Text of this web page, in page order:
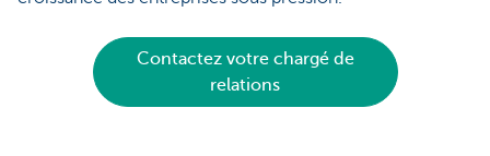
Contactez votre chargé de
relations